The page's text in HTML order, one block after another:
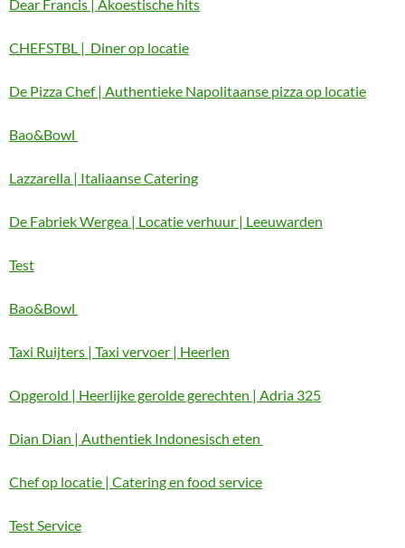
Dear Francis | Akoestische hits
CHEFSTBL | Diner op locatie
De Pizza Chef | Authentieke Napolitaanse pizza op locatie
Bao&Bowl
Lazzarella | Italiaanse Catering
De Fabriek Wergea | Locatie verhuur | Leeuwarden
Test
Bao&Bowl
Taxi Ruijters | Taxi vervoer | Heerlen
Opgerold | Heerlijke gerolde gerechten | Adria 325
Dian Dian | Authentiek Indonesisch eten
Chef op locatie | Catering en food service
Test Service